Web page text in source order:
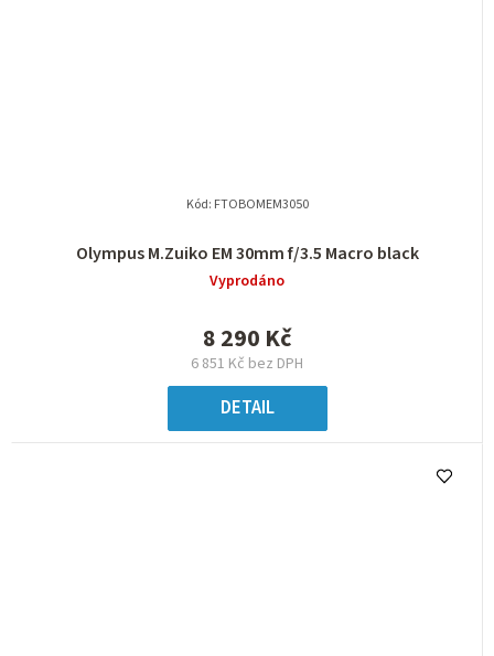
Olympus M.Zuiko EM 30mm f/3.5 Macro black
Vyprodáno
6 851 Kč bez DPH
8 290 Kč
DETAIL
Kód: FTOBOMEM3050